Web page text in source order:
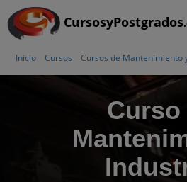
CursosyPostgrados
Inicio Cursos Cursos de Mantenimiento
Curso